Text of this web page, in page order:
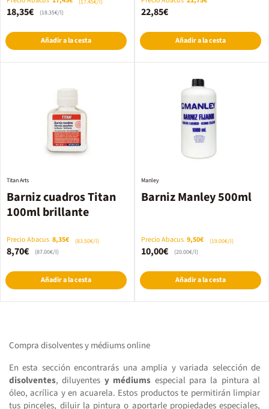
(17.45€/l)
18,35€ (18.35€/l)
Añadir a la cesta
22,85€
Añadir a la cesta
Barniz cuadros Titan
100ml brillante
Titan Arts
Precio Abacus 8,35€ (83.50€/l)
8,70€ (87.00€/l)
Añadir a la cesta
Barniz Manley 500ml
Manley
Precio Abacus 9,50€ (19.00€/l)
10,00€ (20.00€/l)
Añadir a la cesta
Compra disolventes y médiums online
En esta sección encontrarás una amplia y variada selección de
disolventes, diluyentes y médiums especial para la pintura al
óleo, acrílica y en acuarela. Estos productos te permitirán limpiar
tus pinceles, diluir la pintura o aportarle propiedades especiales,